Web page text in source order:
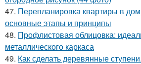
47. Перепланировка квартиры в
основные этапы и принципы
48. Профлистовая облицовка:
металлического каркаса
49. Как сделать деревянные